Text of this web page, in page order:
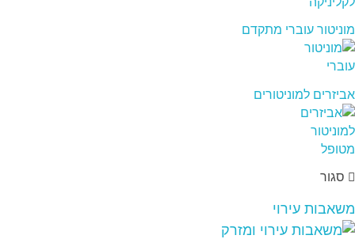
מוניטור עוברי מתקדם
אביזרים למוניטורים
סגור
משאבות עירוי